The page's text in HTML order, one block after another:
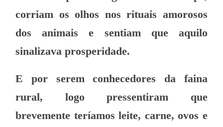
corriam os olhos nos rituais amorosos
dos animais e sentiam que aquilo
sinalizava prosperidade.
E por serem conhecedores da faina
rural, logo pressentiram que
brevemente teríamos leite, carne, ovos e